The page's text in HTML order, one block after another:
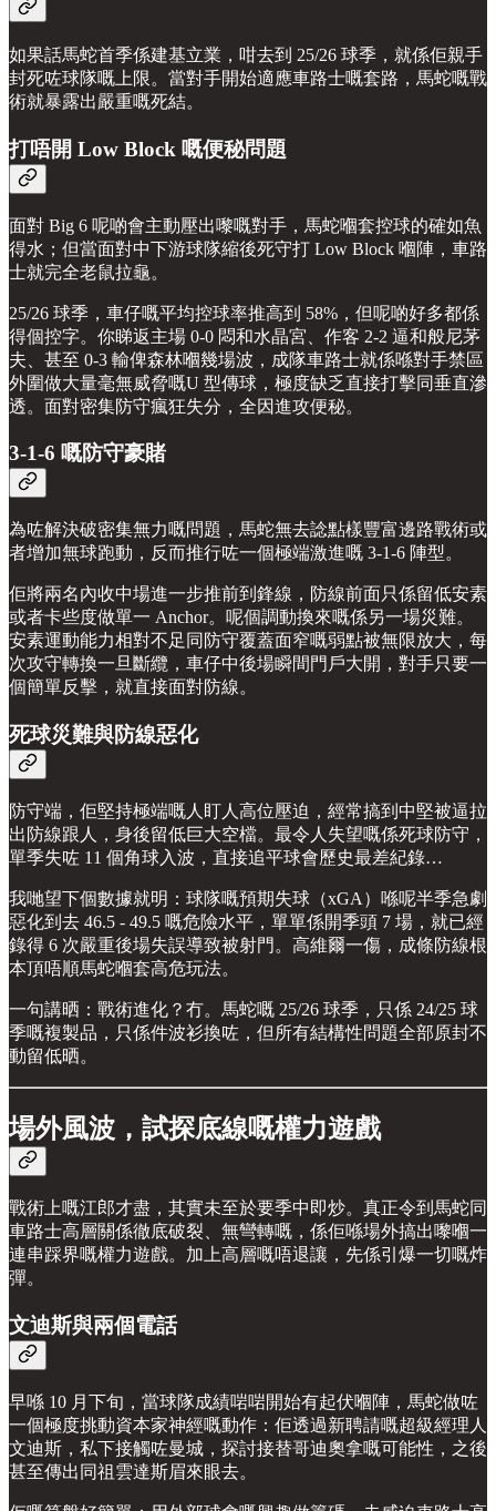
如果話馬蛇首季係建基立業，咁去到 25/26 球季，就係佢親手
封死咗球隊嘅上限。當對手開始適應車路士嘅套路，馬蛇嘅戰
術就暴露出嚴重嘅死結。
打唔開 Low Block 嘅便秘問題
面對 Big 6 呢啲會主動壓出嚟嘅對手，馬蛇嗰套控球的確如魚
得水；但當面對中下游球隊縮後死守打 Low Block 嗰陣，車路
士就完全老鼠拉龜。
25/26 球季，車仔嘅平均控球率推高到 58%，但呢啲好多都係
得個控字。你睇返主場 0-0 悶和水晶宮、作客 2-2 逼和般尼茅
夫、甚至 0-3 輸俾森林嗰幾場波，成隊車路士就係喺對手禁區
外圍做大量毫無威脅嘅U 型傳球，極度缺乏直接打擊同垂直滲
透。面對密集防守瘋狂失分，全因進攻便秘。
3-1-6 嘅防守豪賭
為咗解決破密集無力嘅問題，馬蛇無去諗點樣豐富邊路戰術或
者增加無球跑動，反而推行咗一個極端激進嘅 3-1-6 陣型。
佢將兩名內收中場進一步推前到鋒線，防線前面只係留低安素
或者卡些度做單一 Anchor。呢個調動換來嘅係另一場災難。
安素運動能力相對不足同防守覆蓋面窄嘅弱點被無限放大，每
次攻守轉換一旦斷纜，車仔中後場瞬間門戶大開，對手只要一
個簡單反擊，就直接面對防線。
死球災難與防線惡化
防守端，佢堅持極端嘅人盯人高位壓迫，經常搞到中堅被逼拉
出防線跟人，身後留低巨大空檔。最令人失望嘅係死球防守，
單季失咗 11 個角球入波，直接追平球會歷史最差紀錄…
我哋望下個數據就明：球隊嘅預期失球（xGA）喺呢半季急劇
惡化到去 46.5 - 49.5 嘅危險水平，單單係開季頭 7 場，就已經
錄得 6 次嚴重後場失誤導致被射門。高維爾一傷，成條防線根
本頂唔順馬蛇嗰套高危玩法。
一句講晒：戰術進化？冇。馬蛇嘅 25/26 球季，只係 24/25 球
季嘅複製品，只係件波衫換咗，但所有結構性問題全部原封不
動留低晒。
場外風波，試探底線嘅權力遊戲
戰術上嘅江郎才盡，其實未至於要季中即炒。真正令到馬蛇同
車路士高層關係徹底破裂、無彎轉嘅，係佢喺場外搞出嚟嗰一
連串踩界嘅權力遊戲。加上高層嘅唔退讓，先係引爆一切嘅炸
彈。
文迪斯與兩個電話
早喺 10 月下旬，當球隊成績啱啱開始有起伏嗰陣，馬蛇做咗
一個極度挑動資本家神經嘅動作：佢透過新聘請嘅超級經理人
文迪斯，私下接觸咗曼城，探討接替哥迪奧拿嘅可能性，之後
甚至傳出同祖雲達斯眉來眼去。